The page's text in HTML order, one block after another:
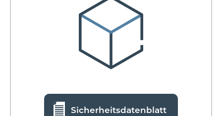
Sicherheitsdatenblatt